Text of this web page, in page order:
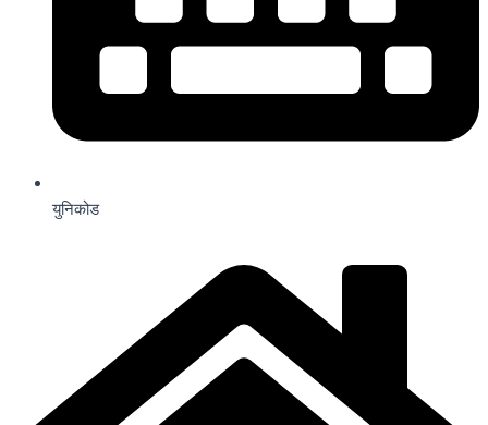
युनिकोड